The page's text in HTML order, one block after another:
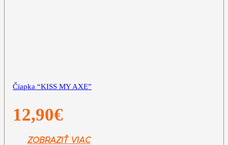
Čiapka “KISS MY AXE”
12,90€
ZOBRAZIŤ VIAC